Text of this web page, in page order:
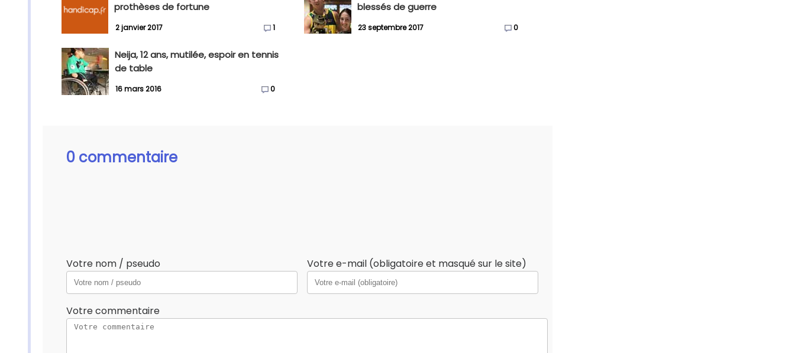
prothèses de fortune
2 janvier 2017 1
blessés de guerre
23 septembre 2017 0
Neija, 12 ans, mutilée, espoir en tennis
de table
16 mars 2016 0
0 commentaire
Votre nom / pseudo Votre e-mail (obligatoire et masqué sur le site)
Votre commentaire